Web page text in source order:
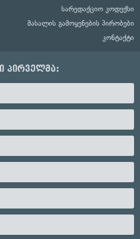
სარედაქციო კოდექსი
მასალის გამოყენების პირობები
კონტაქტი
პირველმა: